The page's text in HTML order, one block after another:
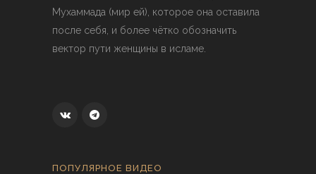
Мухаммада (мир ей), которое она оставила
после себя, и более чётко обозначить
вектор пути женщины в исламе.
ПОПУЛЯРНОЕ ВИДЕО